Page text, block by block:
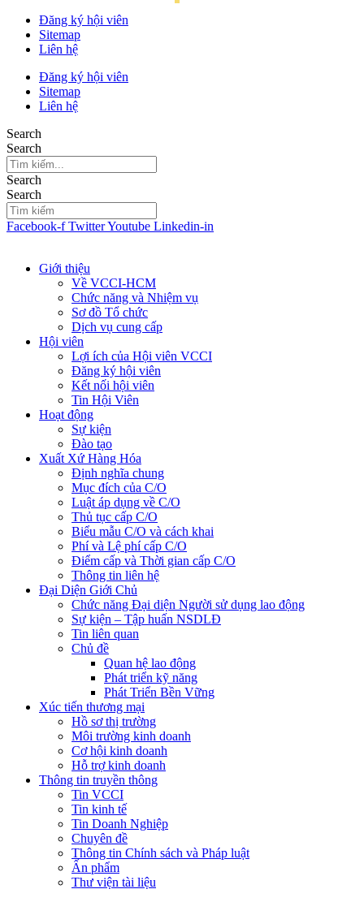
Đăng ký hội viên
Sitemap
Liên hệ
Đăng ký hội viên
Sitemap
Liên hệ
Search
Search
Search
Search
Facebook-f TwitterYoutube Linkedin-in
Giới thiệu
Về VCCI-HCM
Chức năng và Nhiệm vụ
Sơ đồ Tổ chức
Dịch vụ cung cấp
Hội viên
Lợi ích của Hội viên VCCI
Đăng ký hội viên
Kết nối hội viên
Tin Hội Viên
Hoạt động
Sự kiện
Đào tạo
Xuất Xứ Hàng Hóa
Định nghĩa chung
Mục đích của C/O
Luật áp dụng về C/O
Thủ tục cấp C/O
Biểu mẫu C/O và cách khai
Phí và Lệ phí cấp C/O
Điểm cấp và Thời gian cấp C/O
Thông tin liên hệ
Đại Diện Giới Chủ
Chức năng Đại diện Người sử dụng lao động
Sự kiện – Tập huấn NSDLĐ
Tin liên quan
Chủ đề
Quan hệ lao động
Phát triển kỹ năng
Phát Triển Bền Vững
Xúc tiến thương mại
Hồ sơ thị trường
Môi trường kinh doanh
Cơ hội kinh doanh
Hỗ trợ kinh doanh
Thông tin truyền thông
Tin VCCI
Tin kinh tế
Tin Doanh Nghiệp
Chuyên đề
Thông tin Chính sách và Pháp luật
Ấn phẩm
Thư viện tài liệu